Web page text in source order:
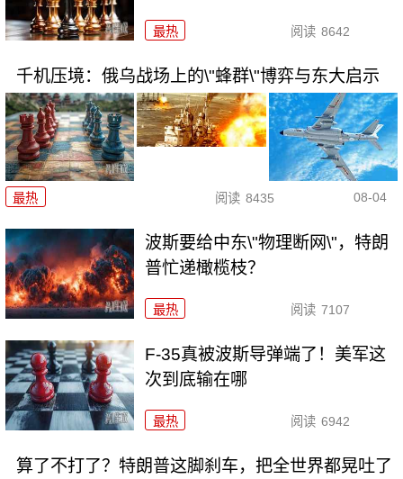
最热 阅读 8642
千机压境：俄乌战场上的\"蜂群\"博弈与东大启示
最热 阅读 8435 08-04
波斯要给中东\"物理断网\"，特朗
普忙递橄榄枝？
最热 阅读 7107
F-35真被波斯导弹端了！美军这
次到底输在哪
最热 阅读 6942
算了不打了？特朗普这脚刹车，把全世界都晃吐了